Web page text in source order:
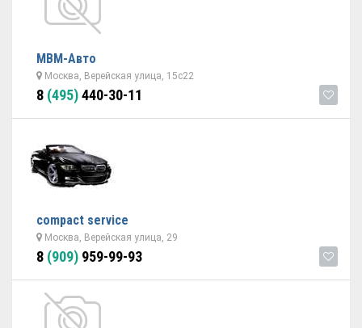
МВМ-Авто
Москва, Верейская улица, 15с22
8 (495)440-30-11
compact service
Москва, Верейская улица, 29
8 (909) 959-99-93